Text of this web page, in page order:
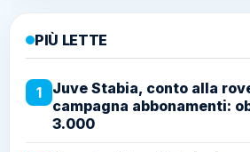
PIÙ LETTE
1
Juve Stabia, conto alla
campagna abbonamenti:
3.000